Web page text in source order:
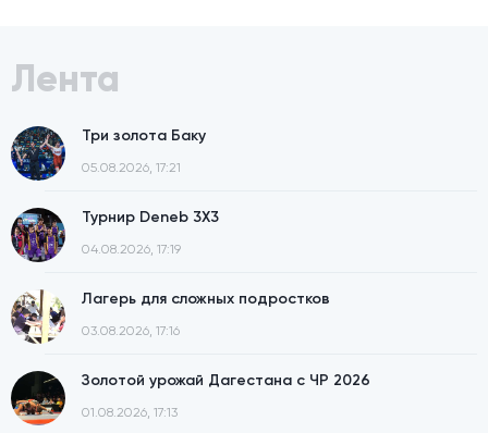
Лента
Три золота Баку
05.08.2026, 17:21
Турнир Deneb 3X3
04.08.2026, 17:19
Лагерь для сложных подростков
03.08.2026, 17:16
Золотой урожай Дагестана с ЧР 2026
01.08.2026, 17:13